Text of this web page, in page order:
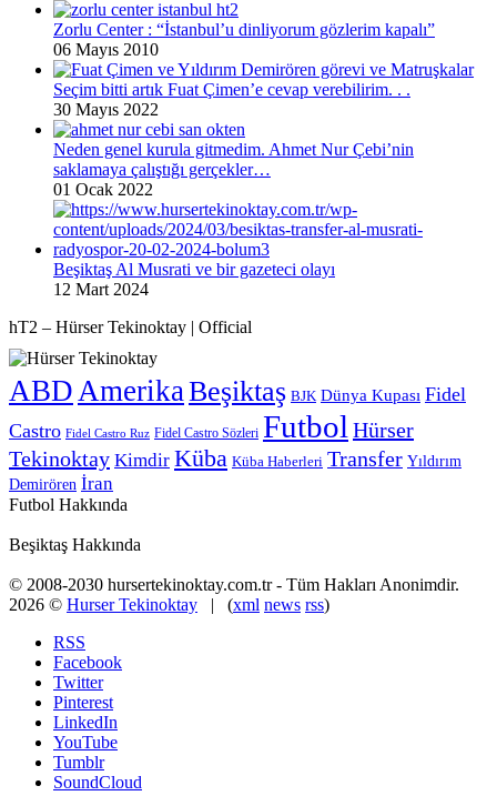
Zorlu Center : “İstanbul’u dinliyorum gözlerim kapalı”
06 Mayıs 2010
Seçim bitti artık Fuat Çimen’e cevap verebilirim. . .
30 Mayıs 2022
Neden genel kurula gitmedim. Ahmet Nur Çebi’nin
saklamaya çalıştığı gerçekler…
01 Ocak 2022
Beşiktaş Al Musrati ve bir gazeteci olayı
12 Mart 2024
hT2 – Hürser Tekinoktay | Official
ABD Amerika Beşiktaş BJK Dünya Kupası Fidel
Castro Fidel Castro Ruz Fidel Castro Sözleri Futbol Hürser
Tekinoktay Kimdir Küba Küba Haberleri Transfer Yıldırım
Demirören İran
Futbol Hakkında
Beşiktaş Hakkında
© 2008-2030 hursertekinoktay.com.tr - Tüm Hakları Anonimdir.
2026 © Hurser Tekinoktay | (xml news rss)
RSS
Facebook
Twitter
Pinterest
LinkedIn
YouTube
Tumblr
SoundCloud